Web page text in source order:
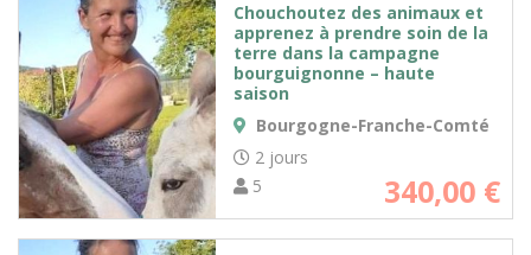
Chouchoutez des animaux et
apprenez à prendre soin de la
terre dans la campagne
bourguignonne – haute
saison
Bourgogne-Franche-Comté
2 jours
5
340,00 €